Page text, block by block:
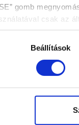
gomb
csak az
fül alatt
Beállítások